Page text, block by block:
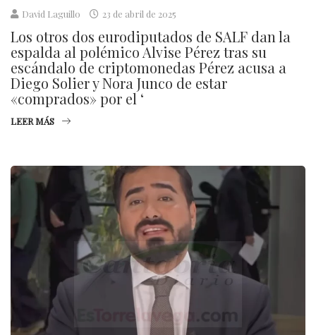
David Laguillo 23 de abril de 2025
Los otros dos eurodiputados de SALF dan la
espalda al polémico Alvise Pérez tras su
escándalo de criptomonedas Pérez acusa a
Diego Solier y Nora Junco de estar
«comprados» por el ‘
LEER MÁS